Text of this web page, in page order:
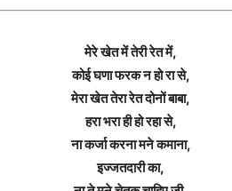
मेरे खेत में तेरी रेत में,
कोई घणा फरक न हो रा से,
मेरा खेत तेरा रेत दोनों बाबा,
हरा भरा ही हो रहा से,
ना कर्जा करना मने कमाना,
इज्जतदारी का,